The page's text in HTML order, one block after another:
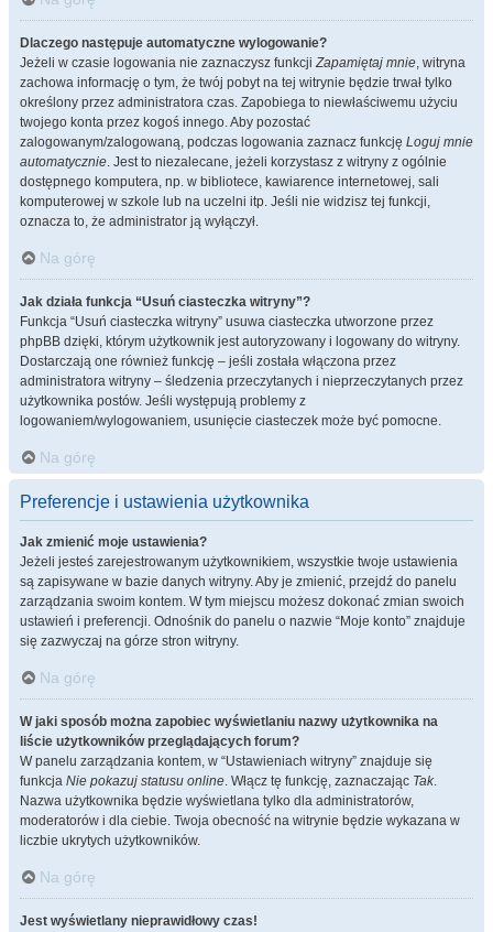
Dlaczego następuje automatyczne wylogowanie?
Jeżeli w czasie logowania nie zaznaczysz funkcjiZapamiętaj mnie, witryna
zachowa informację o tym, że twój pobyt na tej witrynie będzie trwał tylko
określony przez administratora czas. Zapobiega to niewłaściwemu użyciu
twojego konta przez kogoś innego. Aby pozostać
zalogowanym/zalogowaną, podczas logowania zaznacz funkcję Loguj mnie
automatycznie. Jest to niezalecane, jeżeli korzystasz z witryny z ogólnie
dostępnego komputera, np. w bibliotece, kawiarence internetowej, sali
komputerowej w szkole lub na uczelni itp. Jeśli nie widzisz tej funkcji,
oznacza to, że administrator ją wyłączył.
Na górę
Jak działa funkcja “Usuń ciasteczka witryny”?
Funkcja “Usuń ciasteczka witryny” usuwa ciasteczka utworzone przez
phpBB dzięki, którym użytkownik jest autoryzowany i logowany do witryny.
Dostarczają one również funkcję – jeśli została włączona przez
administratora witryny – śledzenia przeczytanych i nieprzeczytanych przez
użytkownika postów. Jeśli występują problemy z
logowaniem/wylogowaniem, usunięcie ciasteczek może być pomocne.
Na górę
Preferencje i ustawienia użytkownika
Jak zmienić moje ustawienia?
Jeżeli jesteś zarejestrowanym użytkownikiem, wszystkie twoje ustawienia
są zapisywane w bazie danych witryny. Aby je zmienić, przejdź do panelu
zarządzania swoim kontem. W tym miejscu możesz dokonać zmian swoich
ustawień i preferencji. Odnośnik do panelu o nazwie “Moje konto” znajduje
się zazwyczaj na górze stron witryny.
Na górę
W jaki sposób można zapobiec wyświetlaniu nazwy użytkownika na
liście użytkowników przeglądających forum?
W panelu zarządzania kontem, w “Ustawieniach witryny” znajduje się
funkcja Nie pokazuj statusu online. Włącz tę funkcję, zaznaczając Tak.
Nazwa użytkownika będzie wyświetlana tylko dla administratorów,
moderatorów i dla ciebie. Twoja obecność na witrynie będzie wykazana w
liczbie ukrytych użytkowników.
Na górę
Jest wyświetlany nieprawidłowy czas!